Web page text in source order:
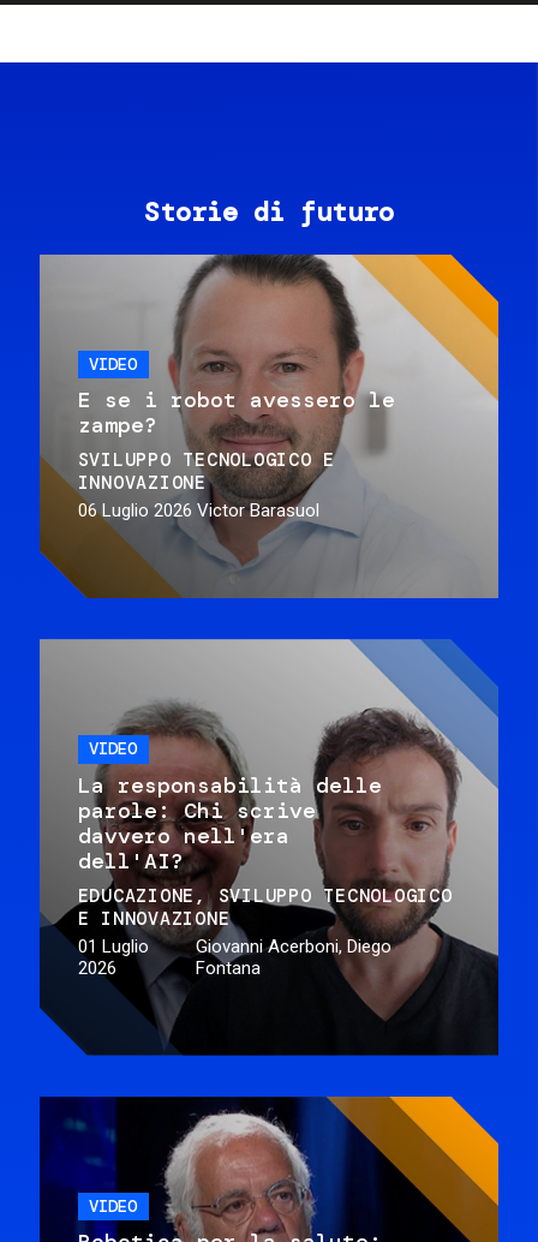
Storie di futuro
VIDEO
E se i robot avessero le
zampe?
SVILUPPO TECNOLOGICO E
INNOVAZIONE
06 Luglio 2026 Victor Barasuol
VIDEO
La responsabilità delle
parole: Chi scrive
davvero nell'era
dell'AI?
EDUCAZIONE
SVILUPPO TECNOLOGICO
E INNOVAZIONE
01 Luglio
2026
Giovanni Acerboni, Diego
Fontana
VIDEO